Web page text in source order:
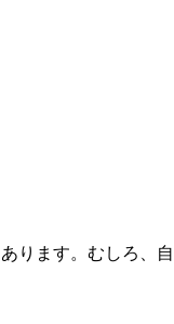
ります。むしろ、